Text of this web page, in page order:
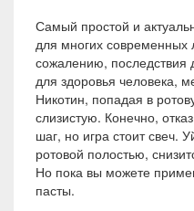
Самый простой и
для многих
сожалению, последствия
для здоровья человека,
Никотин, попадая в
слизистую. Конечно,
шаг, но игра стоит свеч.
ротовой полостью,
Но пока вы можете
пасты.